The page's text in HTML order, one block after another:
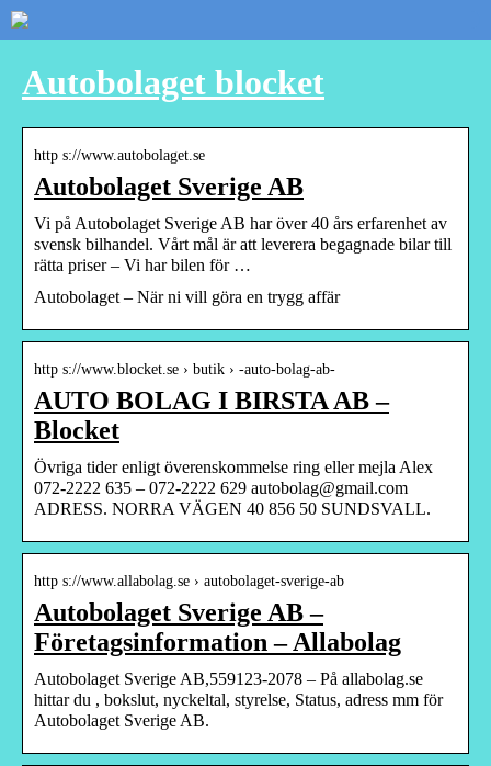
Autobolaget blocket
http s://www.autobolaget.se
Autobolaget Sverige AB
Vi på Autobolaget Sverige AB har över 40 års erfarenhet av
svensk bilhandel. Vårt mål är att leverera begagnade bilar till
rätta priser – Vi har bilen för …
Autobolaget – När ni vill göra en trygg affär
http s://www.blocket.se › butik › -auto-bolag-ab-
AUTO BOLAG I BIRSTA AB –
Blocket
Övriga tider enligt överenskommelse ring eller mejla Alex
072-2222 635 – 072-2222 629 autobolag@gmail.com
ADRESS. NORRA VÄGEN 40 856 50 SUNDSVALL.
http s://www.allabolag.se › autobolaget-sverige-ab
Autobolaget Sverige AB –
Företagsinformation – Allabolag
Autobolaget Sverige AB,559123-2078 – På allabolag.se
hittar du , bokslut, nyckeltal, styrelse, Status, adress mm för
Autobolaget Sverige AB.